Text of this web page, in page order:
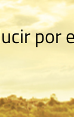
por